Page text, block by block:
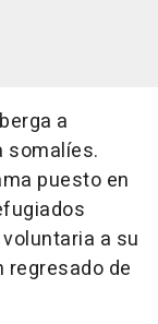
a
somalíes.
puesto en
a su
regresado de